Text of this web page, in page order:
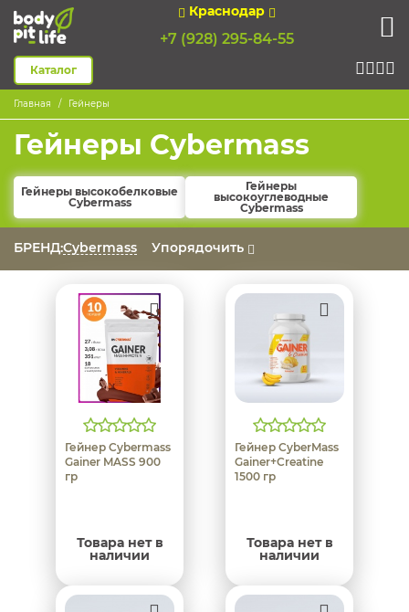
Краснодар
+7 (928) 295-84-55
Каталог
Главная Гейнеры
Гейнеры Cybermass
Гейнеры высокобелковые
Cybermass
Гейнеры
высокоуглеводные
Cybermass
БРЕНД:Cybermass Упорядочить
Гейнер Cybermass
Gainer MASS 900
гр
Товара нет в
наличии
Гейнер CyberMass
Gainer+Creatine
1500 гр
Товара нет в
наличии